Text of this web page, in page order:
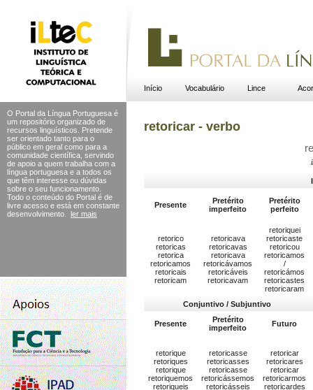
Início Vocabulário Lince
O Portal da Língua Portuguesa é
um repositório organizado de
recursos linguísticos. Pretende
ser orientado tanto para o
público em geral como para a
comunidade científica, servindo
de apoio a quem trabalha com a
língua portuguesa e a todos os
que têm interesse ou dúvidas
sobre o seu funcionamento.
Todo o conteúdo do Portal é de
livre acesso e está em constante
desenvolvimento.
ler mais
retoricar - verbo
re
Presente
Pretérito
imperfeito
Pretérito
perfeito
retorico
retoricas
retorica
retoricamos
retoricais
retoricam
retoricava
retoricavas
retoricava
retoricávamos
retoricáveis
retoricavam
retoriquei
retoricaste
retoricou
retoricamos
/
retoricámos
retoricastes
retoricaram
Conjuntivo / Subjuntivo
Presente
Pretérito
imperfeito
Futuro
retorique
retoriques
retorique
retoriquemos
retoriqueis
retoricasse
retoricasses
retoricasse
retoricássemos
retoricásseis
retoricar
retoricares
retoricar
retoricarmos
retoricardes